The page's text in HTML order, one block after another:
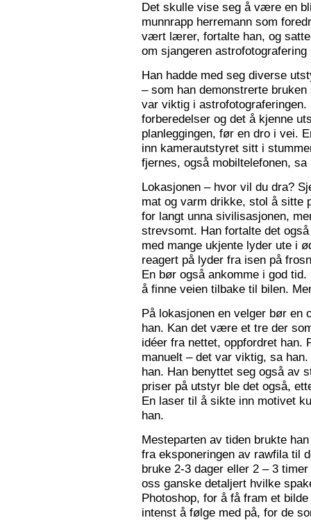
Det skulle vise seg å være en
munnrapp herremann som
vært lærer, fortalte han, og
om sjangeren astrofotografering
Han hadde med seg diverse
– som han demonstrerte
var viktig i
forberedelser og det å kjenne
planleggingen, før en dro i vei.
inn kamerautstyret sitt i
fjernes, også mobiltelefonen, sa
Lokasjonen – hvor vil du dra?
mat og varm drikke, stol å
for langt unna sivilisasjonen,
strevsomt. Han fortalte det
med mange ukjente lyder ute i
reagert på lyder fra isen på
En bør også ankomme i god
å finne veien tilbake til bilen.
På lokasjonen en velger bør en
han. Kan det være et tre der
idéer fra nettet, oppfordret han.
manuelt – det var viktig, sa
han. Han benyttet seg også av
priser på utstyr ble det også,
En laser til å sikte inn motivet
han.
Mesteparten av tiden brukte
fra eksponeringen av rawfila til
bruke 2-3 dager eller 2 – 3
oss ganske detaljert hvilke
Photoshop, for å få fram et
intenst å følge med på, for de